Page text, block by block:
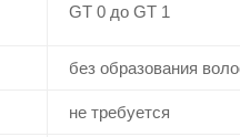
GT 0 до GT 1
без образования
не требуется